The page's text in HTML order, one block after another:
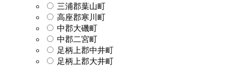
三浦郡葉山町
高座郡寒川町
中郡大磯町
中郡二宮町
足柄上郡中井町
足柄上郡大井町